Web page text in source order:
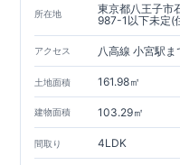
所在地
東京都八王子市
987-1以下未定(
アクセス 八高線 小宮駅
土地面積 161.98㎡
建物面積 103.29㎡
間取り 4LDK